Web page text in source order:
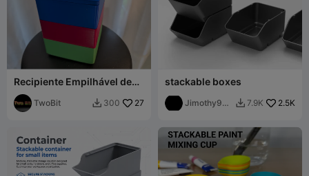
Recipiente Empilhável de
Lego
TwoBit  300 27
stackable boxes
Jimothy979
 7.9K 2.5K